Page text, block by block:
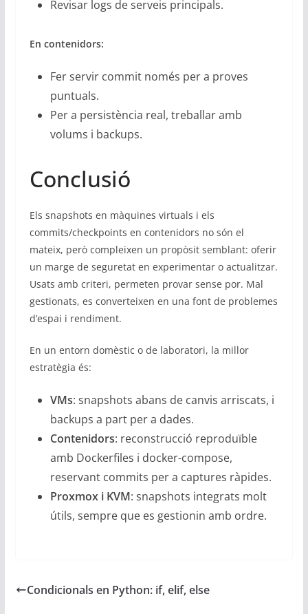
Revisar logs de serveis principals.
En contenidors:
Fer servir commit només per a proves
puntuals.
Per a persistència real, treballar amb
volums i backups.
Conclusió
Els snapshots en màquines virtuals i els
commits/checkpoints en contenidors no són el
mateix, però compleixen un propòsit semblant: oferir
un marge de seguretat en experimentar o actualitzar.
Usats amb criteri, permeten provar sense por. Mal
gestionats, es converteixen en una font de problemes
d’espai i rendiment.
En un entorn domèstic o de laboratori, la millor
estratègia és:
VMs: snapshots abans de canvis arriscats, i
backups a part per a dades.
Contenidors: reconstrucció reproduïble
amb Dockerfiles i docker-compose,
reservant commits per a captures ràpides.
Proxmox i KVM: snapshots integrats molt
útils, sempre que es gestionin amb ordre.
Condicionals en Python: if, elif, else